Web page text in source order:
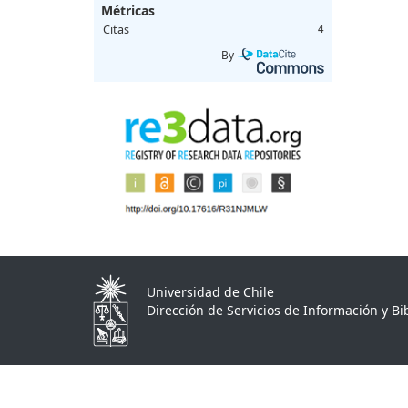
Métricas
Citas 4
By
Universidad de Chile
Dirección de Servicios de Información y